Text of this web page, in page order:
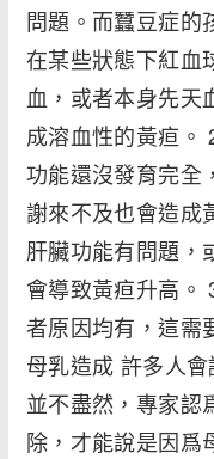
問題。而蠶豆症的
在某些狀態下紅血
血，或者本身先天
成溶血性的黃疸。
功能還沒發育完全
謝來不及也會造成
肝臟功能有問題，
會導致黃疸升高。
者原因均有，這需
母乳造成 許多人
並不盡然，專家認
除，才能說是因爲